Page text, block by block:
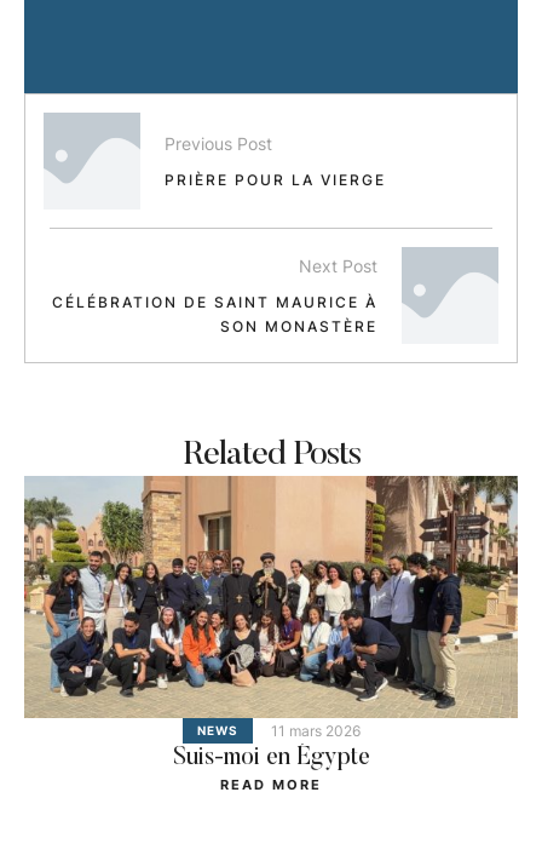
Previous Post
PRIÈRE POUR LA VIERGE
Next Post
CÉLÉBRATION DE SAINT MAURICE À
SON MONASTÈRE
Related Posts
NEWS 11 mars 2026
Suis-moi en Égypte
READ MORE